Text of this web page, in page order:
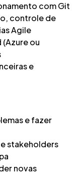
com Git
controle de
Agile
ou
e
e fazer
stakeholders
novas